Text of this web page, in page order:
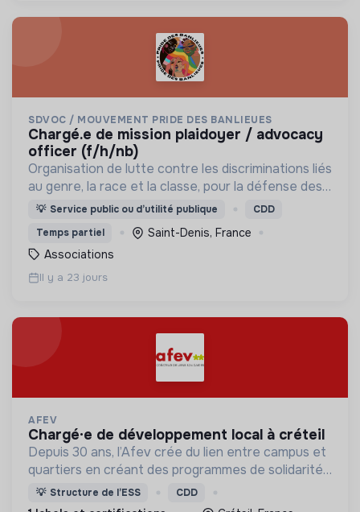
SDVOC / MOUVEMENT PRIDE DES BANLIEUES
chargé.e de mission plaidoyer / advocacy
officer (f/h/nb)
Organisation de lutte contre les discriminations liés
au genre, la race et la classe, pour la défense des
droits des personnes LGBTQIA+ issues des
💡 Service public ou d’utilité publique
CDD
Temps partiel
Saint-Denis, France
Associations
Il y a 23 jours
AFEV
chargé·e de développement local à créteil
Depuis 30 ans, l’Afev crée du lien entre campus et
quartiers en créant des programmes de solidarité
où des milliers d’étudiant·es s’engagent auprès des
jeunes.
💡 Structure de l’ESS CDD